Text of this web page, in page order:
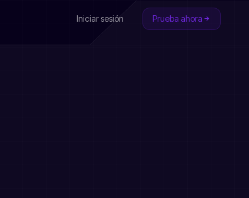
Iniciar sesión Prueba ahora